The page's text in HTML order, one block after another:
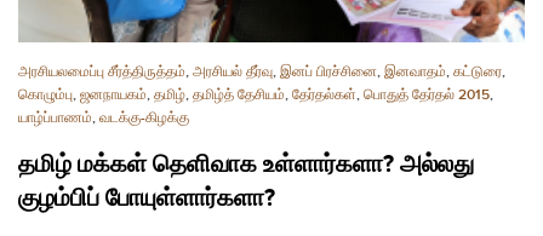
அரசியலமைப்பு சீர்த்திருத்தம், அரசியல் தீர்வு, இனப் பிரச்சினை, இனவாதம், கட்டுரை,
கொழும்பு, ஜனநாயகம், தமிழ், தமிழ்த் தேசியம், தேர்தல்கள், பொதுத் தேர்தல் 2015,
யாழ்ப்பாணம், வடக்கு-கிழக்கு
தமிழ் மக்கள் தெளிவாக உள்ளார்களா? அல்லது
குழம்பிப் போயுள்ளார்களா?